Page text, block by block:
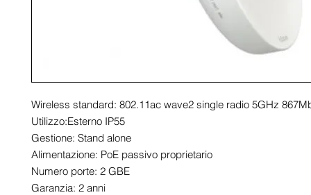
Wireless standard: 802.11ac wave2 single radio 5GHz
Utilizzo:Esterno IP55
Gestione: Stand alone
Alimentazione: PoE passivo proprietario
Numero porte: 2 GBE
Garanzia: 2 anni